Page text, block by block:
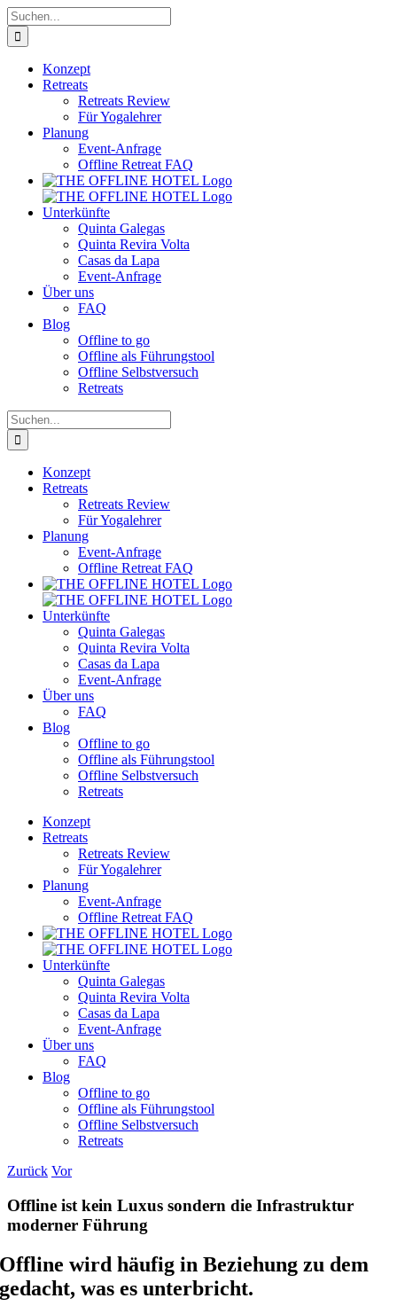
Zum
Inhalt
springen
Suche
nach:
Konzept
Retreats
Retreats Review
Für Yogalehrer
Planung
Event-Anfrage
Offline Retreat FAQ
Unterkünfte
Quinta Galegas
Quinta Revira Volta
Casas da Lapa
Event-Anfrage
Über uns
FAQ
Blog
Offline to go
Offline als Führungstool
Offline Selbstversuch
Retreats
Suche
nach:
Konzept
Retreats
Retreats Review
Für Yogalehrer
Planung
Event-Anfrage
Offline Retreat FAQ
Unterkünfte
Quinta Galegas
Quinta Revira Volta
Casas da Lapa
Event-Anfrage
Über uns
FAQ
Blog
Offline to go
Offline als Führungstool
Offline Selbstversuch
Retreats
Konzept
Retreats
Retreats Review
Für Yogalehrer
Planung
Event-Anfrage
Offline Retreat FAQ
Unterkünfte
Quinta Galegas
Quinta Revira Volta
Casas da Lapa
Event-Anfrage
Über uns
FAQ
Blog
Offline to go
Offline als Führungstool
Offline Selbstversuch
Retreats
Zurück Vor
Offline ist kein Luxus sondern die Infrastruktur
moderner Führung
Offline wird häufig in Beziehung zu dem
gedacht, was es unterbricht.